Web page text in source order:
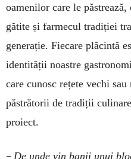
oamenilor care le
gătite și farmecul tradiției
generație. Fiecare plăcintă
identității noastre
care cunosc rețete vechi
păstrătorii de tradiții
proiect.
– De unde vin banii unui